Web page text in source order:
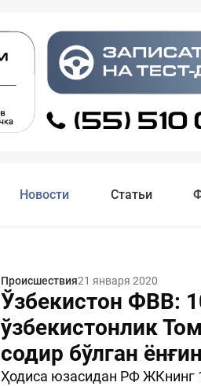
Новости Статьи
Происшествия21 января 2020
Ўзбекистон ФВВ:
ўзбекистонлик
содир бўлган
Ҳодиса юзасидан РФ ЖКнинг